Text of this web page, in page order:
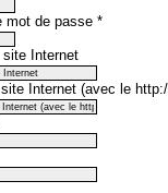
mot de passe *
site Internet
Internet (avec le